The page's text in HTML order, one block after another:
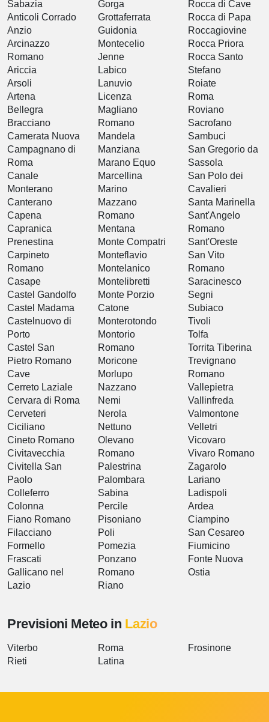
Sabazia
Anticoli Corrado
Anzio
Arcinazzo
Romano
Ariccia
Arsoli
Artena
Bellegra
Bracciano
Camerata Nuova
Campagnano di
Roma
Canale
Monterano
Canterano
Capena
Capranica
Prenestina
Carpineto
Romano
Casape
Castel Gandolfo
Castel Madama
Castelnuovo di
Porto
Castel San
Pietro Romano
Cave
Cerreto Laziale
Cervara di Roma
Cerveteri
Ciciliano
Cineto Romano
Civitavecchia
Civitella San
Paolo
Colleferro
Colonna
Fiano Romano
Filacciano
Formello
Frascati
Gallicano nel
Lazio
Gorga
Grottaferrata
Guidonia
Montecelio
Jenne
Labico
Lanuvio
Licenza
Magliano
Romano
Mandela
Manziana
Marano Equo
Marcellina
Marino
Mazzano
Romano
Mentana
Monte Compatri
Monteflavio
Montelanico
Montelibretti
Monte Porzio
Catone
Monterotondo
Montorio
Romano
Moricone
Morlupo
Nazzano
Nemi
Nerola
Nettuno
Olevano
Romano
Palestrina
Palombara
Sabina
Percile
Pisoniano
Poli
Pomezia
Ponzano
Romano
Riano
Rocca di Cave
Rocca di Papa
Roccagiovine
Rocca Priora
Rocca Santo
Stefano
Roiate
Roma
Roviano
Sacrofano
Sambuci
San Gregorio da
Sassola
San Polo dei
Cavalieri
Santa Marinella
Sant'Angelo
Romano
Sant'Oreste
San Vito
Romano
Saracinesco
Segni
Subiaco
Tivoli
Tolfa
Torrita Tiberina
Trevignano
Romano
Vallepietra
Vallinfreda
Valmontone
Velletri
Vicovaro
Vivaro Romano
Zagarolo
Lariano
Ladispoli
Ardea
Ciampino
San Cesareo
Fiumicino
Fonte Nuova
Ostia
Previsioni Meteo in Lazio
Viterbo
Rieti
Roma
Latina
Frosinone